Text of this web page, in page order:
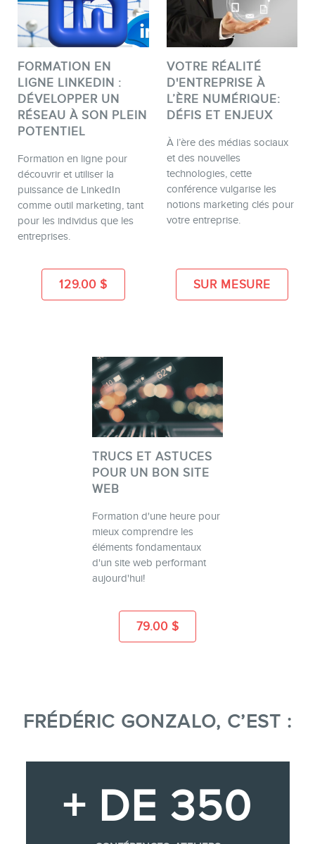
FORMATION EN
LIGNE LINKEDIN :
DÉVELOPPER UN
RÉSEAU À SON PLEIN
POTENTIEL
Formation en ligne pour
découvrir et utiliser la
puissance de LinkedIn
comme outil marketing, tant
pour les individus que les
entreprises.
129.00 $
VOTRE RÉALITÉ
D'ENTREPRISE À
L’ÈRE NUMÉRIQUE:
DÉFIS ET ENJEUX
À l’ère des médias sociaux
et des nouvelles
technologies, cette
conférence vulgarise les
notions marketing clés pour
votre entreprise.
SUR MESURE
TRUCS ET ASTUCES
POUR UN BON SITE
WEB
Formation d'une heure pour
mieux comprendre les
éléments fondamentaux
d'un site web performant
aujourd'hui!
79.00 $
FRÉDÉRIC GONZALO, C’EST :
+ DE 350